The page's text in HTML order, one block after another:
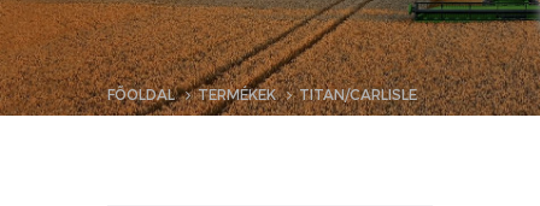
FŐOLDAL TERMÉKEK TITAN/CARLISLE